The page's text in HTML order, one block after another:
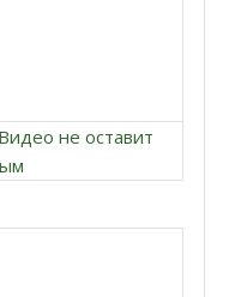
не оставит